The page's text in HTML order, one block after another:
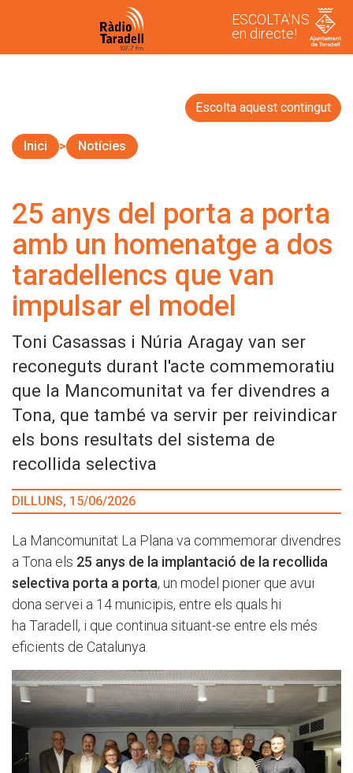
ESCOLTA'NS
en directe!
Escolta aquest contingut
Inici Notícies
25 anys del porta a porta
amb un homenatge a dos
taradellencs que van
impulsar el model
Toni Casassas i Núria Aragay van ser
reconeguts durant l'acte commemoratiu
que la Mancomunitat va fer divendres a
Tona, que també va servir per reivindicar
els bons resultats del sistema de
recollida selectiva
DILLUNS, 15/06/2026
La Mancomunitat La Plana va commemorar divendres
a Tona els 25 anys de la implantació de la recollida
selectiva porta a porta, un model pioner que avui
dona servei a 14 municipis, entre els quals hi
ha Taradell, i que continua situant-se entre els més
eficients de Catalunya.